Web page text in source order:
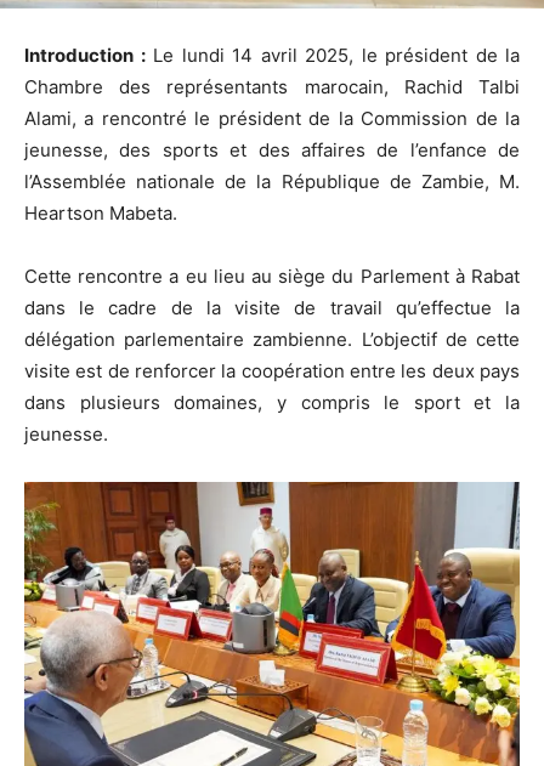
Introduction :Le lundi 14 avril 2025, le président de la
Chambre des représentants marocain, Rachid Talbi
Alami, a rencontré le président de la Commission de la
jeunesse, des sports et des affaires de l’enfance de
l’Assemblée nationale de la République de Zambie, M.
Heartson Mabeta.
Cette rencontre a eu lieu au siège du Parlement à Rabat
dans le cadre de la visite de travail qu’effectue la
délégation parlementaire zambienne. L’objectif de cette
visite est de renforcer la coopération entre les deux pays
dans plusieurs domaines, y compris le sport et la
jeunesse.